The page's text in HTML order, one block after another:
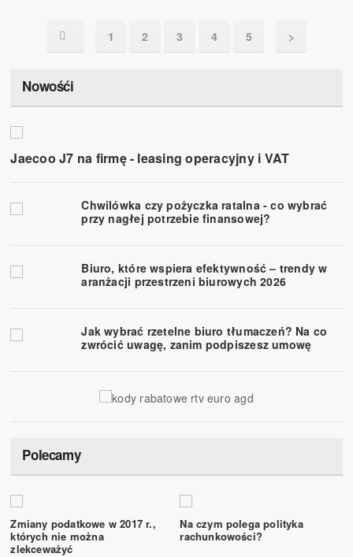
1 2 3 4 5 >
Nowośći
Jaecoo J7 na firmę - leasing operacyjny i VAT
Chwilówka czy pożyczka ratalna - co wybrać
przy nagłej potrzebie finansowej?
Biuro, które wspiera efektywność – trendy w
aranżacji przestrzeni biurowych 2026
Jak wybrać rzetelne biuro tłumaczeń? Na co
zwrócić uwagę, zanim podpiszesz umowę
Polecamy
Zmiany podatkowe w 2017 r.,
których nie można
zlekceważyć
Na czym polega polityka
rachunkowości?